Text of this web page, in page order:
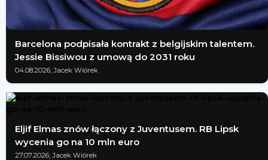
Barcelona podpisała kontrakt z belgijskim talentem.
Jessie Bissiwou z umową do 2031 roku
04.08.2026; Jacek Wiórek
Eljif Elmas znów łączony z Juventusem. RB Lipsk
wycenia go na 10 mln euro
27.07.2026; Jacek Wiórek